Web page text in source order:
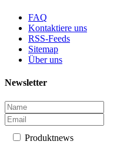
FAQ
Kontaktiere uns
RSS-Feeds
Sitemap
Über uns
Newsletter
Produktnews